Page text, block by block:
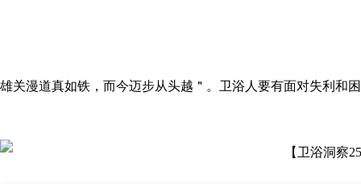
雄关漫道真如铁，而今迈步从头越＂。卫浴人要有面对失利和